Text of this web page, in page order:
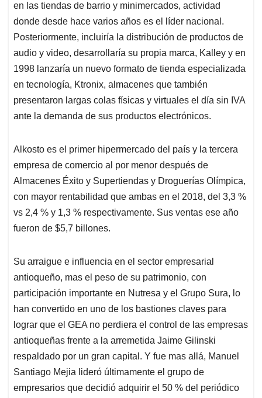
en las tiendas de barrio y minimercados, actividad
donde desde hace varios años es el líder nacional.
Posteriormente, incluiría la distribución de productos de
audio y video, desarrollaría su propia marca, Kalley y en
1998 lanzaría un nuevo formato de tienda especializada
en tecnología, Ktronix, almacenes que también
presentaron largas colas físicas y virtuales el día sin IVA
ante la demanda de sus productos electrónicos.
Alkosto es el primer hipermercado del país y la tercera
empresa de comercio al por menor después de
Almacenes Éxito y Supertiendas y Droguerías Olímpica,
con mayor rentabilidad que ambas en el 2018, del 3,3 %
vs 2,4 % y 1,3 % respectivamente. Sus ventas ese año
fueron de $5,7 billones.
Su arraigue e influencia en el sector empresarial
antioqueño, mas el peso de su patrimonio, con
participación importante en Nutresa y el Grupo Sura, lo
han convertido en uno de los bastiones claves para
lograr que el GEA no perdiera el control de las empresas
antioqueñas frente a la arremetida Jaime Gilinski
respaldado por un gran capital. Y fue mas allá, Manuel
Santiago Mejia lideró últimamente el grupo de
empresarios que decidió adquirir el 50 % del periódico